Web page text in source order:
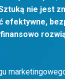
nie jest
efektywne,